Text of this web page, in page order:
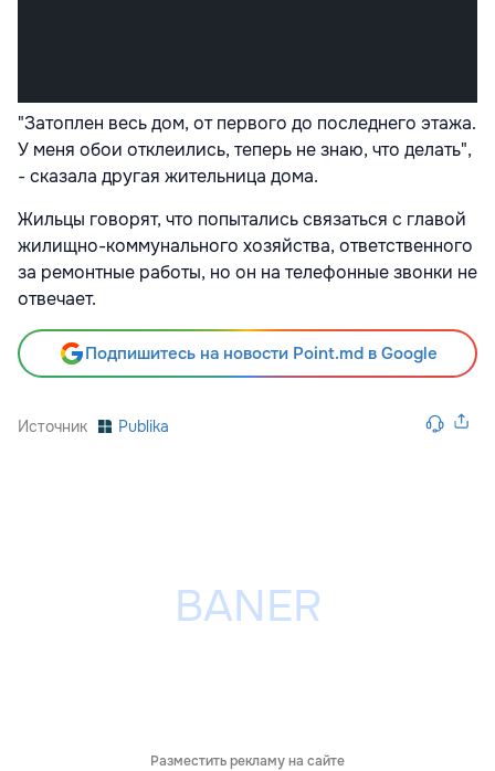
"Затоплен весь дом, от первого до последнего этажа.
У меня обои отклеились, теперь не знаю, что делать",
- сказала другая жительница дома.
Жильцы говорят, что попытались связаться с главой
жилищно-коммунального хозяйства, ответственного
за ремонтные работы, но он на телефонные звонки не
отвечает.
Подпишитесь на новости Point.md в Google
Источник Publika
Разместить рекламу на сайте